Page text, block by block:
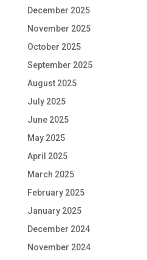
December 2025
November 2025
October 2025
September 2025
August 2025
July 2025
June 2025
May 2025
April 2025
March 2025
February 2025
January 2025
December 2024
November 2024